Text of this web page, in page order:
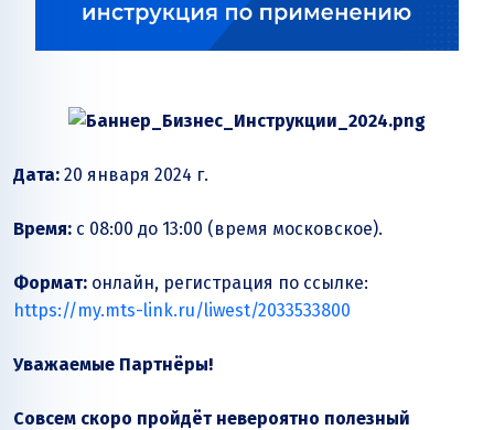
Дата: 20 января 2024 г.
Время: с 08:00 до 13:00 (время московское).
Формат: онлайн, регистрация по ссылке:
https://my.mts-link.ru/liwest/2033533800
Уважаемые Партнёры!
Совсем скоро пройдёт невероятно полезный